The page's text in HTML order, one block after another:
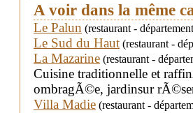
A voir dans la même
Le Palun (restaurant -
Le Sud du Haut (restaurant -
La Mazarine (restaurant -
Cuisine traditionnelle et
ombragÃ©e, jardinsur
Villa Madie (restaurant -